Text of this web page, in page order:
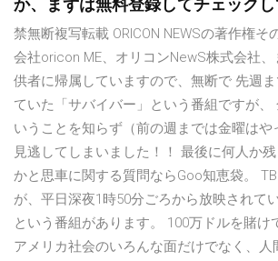
か、まずは無料登録してチェック
禁無断複写転載 ORICON NEWSの著作権そ
会社oricon ME、オリコンNewS株式会社
供者に帰属していますので、無断で 先週
ていた「サバイバー」という番組ですが、
いうことを知らず（前の週までは金曜はや
見逃してしまいました！！ 最後に何人か
かと思車に関する質問ならGoo知恵袋。
が、平日深夜1時50分ごろから放映されて
という番組があります。 100万ドルを賭け
アメリカ社会のいろんな面だけでなく、人